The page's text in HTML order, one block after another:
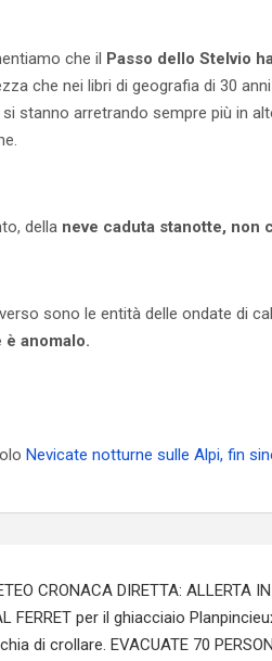
che il Passo dello Stelvio
che nei libri di geografia di 30
stanno arretrando sempre più in
della neve caduta stanotte, non
sono le entità delle ondate di
è anomalo.
Nevicate notturne sulle Alpi, fin
CRONACA DIRETTA: ALLERTA IN
FERRET per il ghiacciaio
di crollare. EVACUATE 70